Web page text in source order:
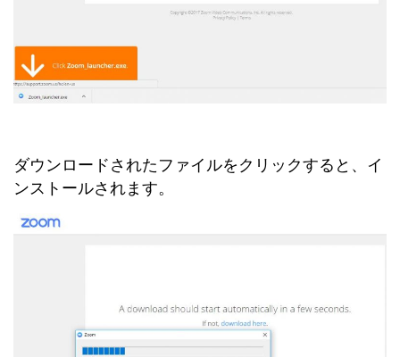
ダウンロードされたファイルをクリックすると、イ
ンストールされます。